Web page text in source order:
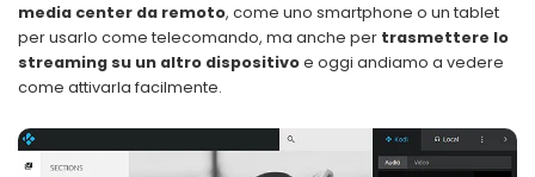
media center da remoto, come uno smartphone o un tablet
per usarlo come telecomando, ma anche per trasmettere lo
streaming su un altro dispositivoe oggi andiamo a vedere
come attivarla facilmente.